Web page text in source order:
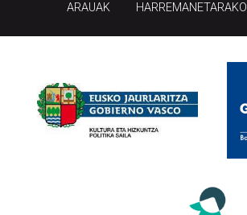
ARAUAK HARREMANETARAKO